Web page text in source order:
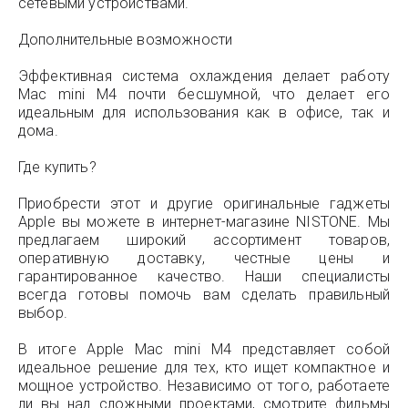
Дополнительные возможности
Эффективная система охлаждения делает работу
Mac mini M4 почти бесшумной, что делает его
идеальным для использования как в офисе, так и
дома.
Где купить?
Приобрести этот и другие оригинальные гаджеты
Apple вы можете в интернет-магазине NISTONE. Мы
предлагаем широкий ассортимент товаров,
оперативную доставку, честные цены и
гарантированное качество. Наши специалисты
всегда готовы помочь вам сделать правильный
выбор.
В итоге Apple Mac mini M4 представляет собой
идеальное решение для тех, кто ищет компактное и
мощное устройство. Независимо от того, работаете
ли вы над сложными проектами, смотрите фильмы